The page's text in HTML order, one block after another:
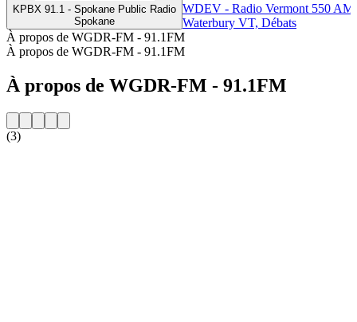
KPBX 91.1 - Spokane Public Radio
Spokane
WDEV - Radio Vermont 550 AM
Waterbury VT, Débats
À propos de WGDR-FM - 91.1FM
À propos de WGDR-FM - 91.1FM
À propos de WGDR-FM - 91.1FM
(3)